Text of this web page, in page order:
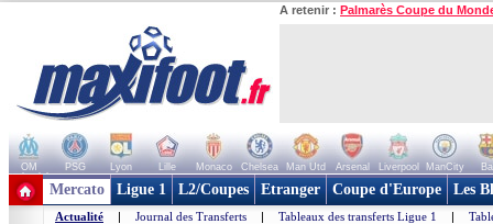
A retenir : Palmarès Coupe du
OM PSG Lyon Lille Monaco Chelsea Man Utd Arsenal Liverpool ManCity
+ de clubs
Mercato Ligue 1 L2/Coupes Etranger Coupe d'Europe Les
Actualité | Journal des Transferts | Tableaux des transferts Ligue 1 |